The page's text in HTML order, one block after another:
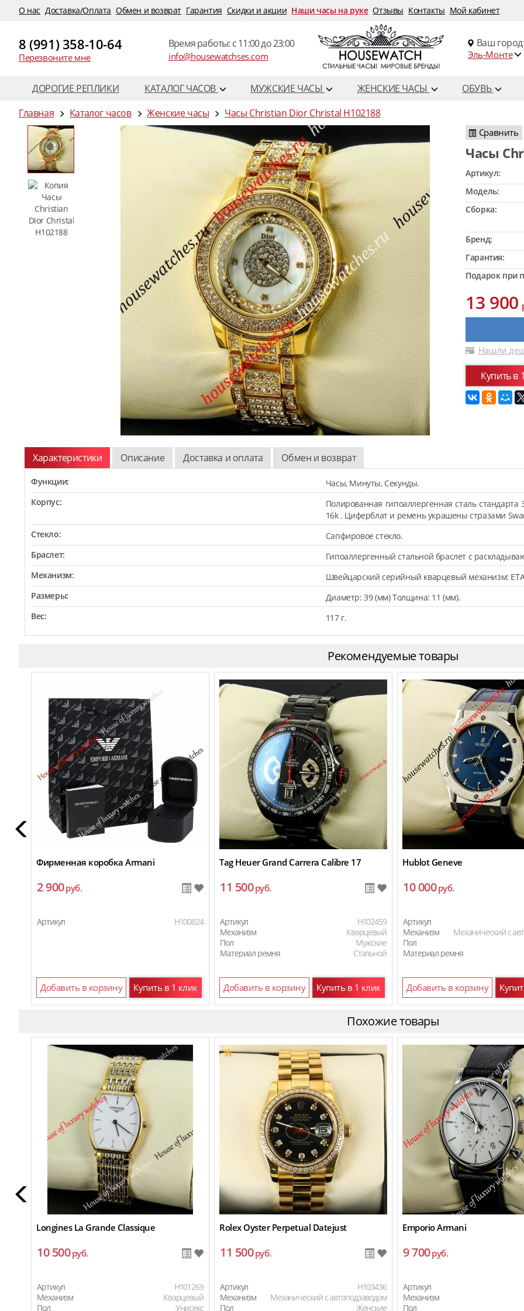
O нас Доставка/Оплата Обмен и возврат Гарантия Скидки и акции Наши часы на руке Отзывы Контакты Мой кабинет
8 (991) 358-10-64
Перезвоните мне
Время работы: c 11:00 до 23:00
info@housewatchses.com
Ваш город:
Эль-Монте
ДОРОГИЕ РЕПЛИКИ КАТАЛОГ ЧАСОВ МУЖСКИЕ ЧАСЫ ЖЕНСКИЕ ЧАСЫ ОБУВЬ
Главная
Каталог часов Женские часы Часы Christian Dior Christal H102188
Сравнить
Часы
Артикул:
Модель:
Сборка:
Бренд:
Гарантия:
Подарок при
13 900
Нашли
Купить в
Характеристики Описание Доставка и оплата Обмен и возврат
Функции:
Часы, Минуты, Секунды.
Корпус:
Полированная гипоаллергенная сталь
16k . Циферблат и ремень украшены стразами
Стекло:
Сапфировое стекло.
Браслет:
Гипоаллергенный стальной браслет с
Механизм:
Швейцарский серийный кварцевый механизм:
Размеры:
Диаметр: 39 (мм) Толщина: 11 (мм).
Вес:
117 г.
Рекомендуемые товары
Фирменная коробка Armani
2 900руб.
Артикул H100824
Добавить в корзину Купить в 1 клик
Tag Heuer Grand Carrera Calibre 17
11 500руб.
Артикул
H102459
Механизм
Кварцевый
Пол
Мужские
Материал ремня
Стальной
Добавить в корзину Купить в 1 клик
Hublot Geneve
10 000руб.
Артикул
Механизм
Механический с
Пол
Материал ремня
Добавить в корзину
Похожие товары
Longines La Grande Classique
10 500руб.
Артикул
H101269
Механизм
Кварцевый
Пол
Унисекс
Rolex Oyster Perpetual Datejust
11 500руб.
Артикул
H103436
Механизм
Механический с автоподзаводом
Пол
Женские
Emporio Armani
9 700руб.
Артикул
Механизм
Пол